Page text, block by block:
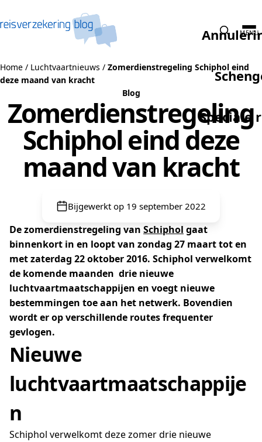
Speciale
MENU
Home / Luchtvaartnieuws / Zomerdienstregeling Schiphol eind
deze maand van kracht
Blog
Zomerdienstregeling
Schiphol eind deze
maand van kracht
Bijgewerkt op 19 september 2022
De zomerdienstregeling van Schiphol gaat
binnenkort in en loopt van zondag 27 maart tot en
met zaterdag 22 oktober 2016. Schiphol verwelkomt
de komende maanden drie nieuwe
luchtvaartmaatschappijen en voegt nieuwe
bestemmingen toe aan het netwerk. Bovendien
wordt er op verschillende routes frequenter
gevlogen.
Nieuwe
luchtvaartmaatschappije
n
Schiphol verwelkomt deze zomer drie nieuwe